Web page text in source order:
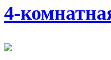
4-